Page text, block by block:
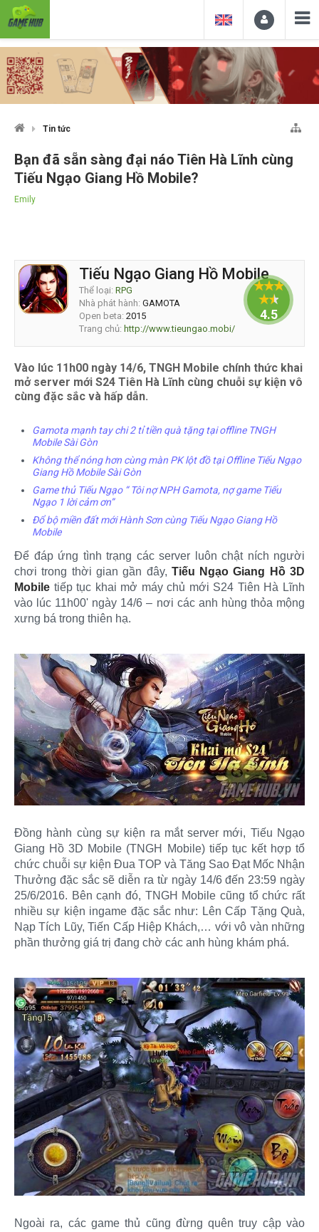
Tin tức
Bạn đã sẵn sàng đại náo Tiên Hà Lĩnh cùng
Tiếu Ngạo Giang Hồ Mobile?
Emily
Tiếu Ngạo Giang Hồ Mobile
Thể loại: RPG
Nhà phát hành: GAMOTA
Open beta: 2015
Trang chủ: http://www.tieungao.mobi/
4.5
Vào lúc 11h00 ngày 14/6, TNGH Mobile chính thức khai
mở server mới S24 Tiên Hà Lĩnh cùng chuỗi sự kiện vô
cùng đặc sắc và hấp dẫn.
Gamota mạnh tay chi 2 tỉ tiền quà tặng tại offline TNGH
Mobile Sài Gòn
Không thể nóng hơn cùng màn PK lột đồ tại Offline Tiếu Ngạo
Giang Hồ Mobile Sài Gòn
Game thủ Tiếu Ngạo “ Tôi nợ NPH Gamota, nợ game Tiếu
Ngạo 1 lời cảm ơn”
Đổ bộ miền đất mới Hành Sơn cùng Tiếu Ngạo Giang Hồ
Mobile
Để đáp ứng tình trạng các server luôn chật ních người
chơi trong thời gian gần đây, Tiếu Ngạo Giang Hồ 3D
Mobile tiếp tục khai mở máy chủ mới S24 Tiên Hà Lĩnh
vào lúc 11h00' ngày 14/6 – nơi các anh hùng thỏa mộng
xưng bá trong thiên hạ.
Đồng hành cùng sự kiện ra mắt server mới, Tiếu Ngạo
Giang Hồ 3D Mobile (TNGH Mobile) tiếp tục kết hợp tổ
chức chuỗi sự kiện Đua TOP và Tăng Sao Đạt Mốc Nhận
Thưởng đặc sắc sẽ diễn ra từ ngày 14/6 đến 23:59 ngày
25/6/2016. Bên cạnh đó, TNGH Mobile cũng tổ chức rất
nhiều sự kiện ingame đặc sắc như: Lên Cấp Tặng Quà,
Nạp Tích Lũy, Tiến Cấp Hiệp Khách,… với vô vàn những
phần thưởng giá trị đang chờ các anh hùng khám phá.
Ngoài ra, các game thủ cũng đừng quên truy cập vào